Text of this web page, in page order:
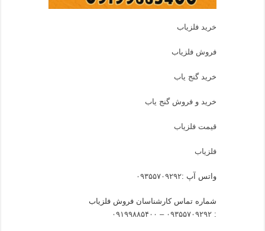
خرید فلزیاب
فروش فلزیاب
خرید گنج یاب
خرید و فروش گنج یاب
قیمت فلزیاب
فلزیاب
واتس آپ :۰۹۳۵۵۷۰۹۲۹۲
شماره تماس کارشناسان فروش فلزیاب
:۰۹۳۵۵۷۰۹۲۹۲ – ۰۹۱۹۹۸۸۵۴۰۰